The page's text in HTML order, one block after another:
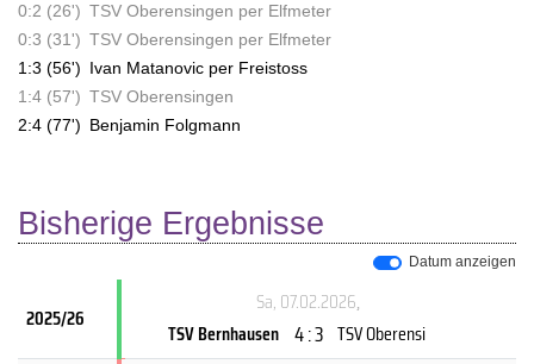
0:2 (26') TSV Oberensingen per Elfmeter
0:3 (31') TSV Oberensingen per Elfmeter
1:3 (56') Ivan Matanovic per Freistoss
1:4 (57') TSV Oberensingen
2:4 (77') Benjamin Folgmann
Bisherige Ergebnisse
Datum anzeigen
2025/26
Sa, 07.02.2026,
TSV Bernhausen 4 : 3 TSV Oberensi